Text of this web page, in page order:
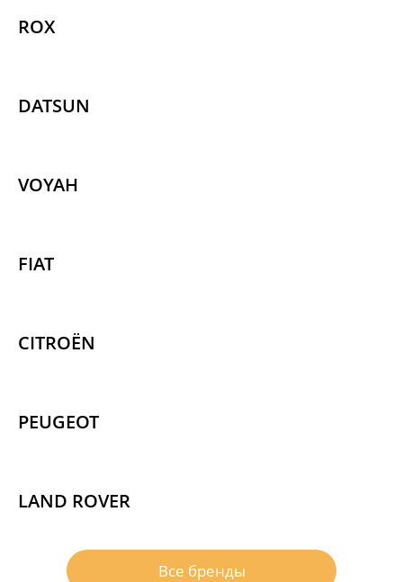
ROX
DATSUN
VOYAH
FIAT
CITROËN
PEUGEOT
LAND ROVER
Все бренды